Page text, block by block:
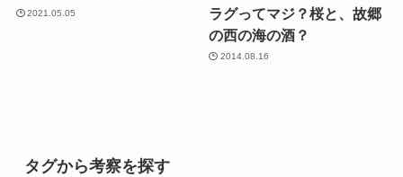
2021.05.05
ラグってマジ？桜と、故郷
の西の海の酒？
2014.08.16
タグから考察を探す